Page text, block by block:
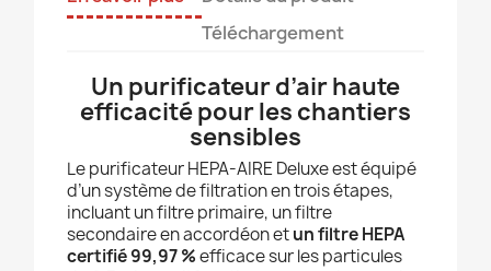
Téléchargement
Un purificateur d’air haute
efficacité pour les chantiers
sensibles
Le purificateur HEPA-AIRE Deluxe est équipé
d’un système de filtration en trois étapes,
incluant un filtre primaire, un filtre
secondaire en accordéon etun filtre HEPA
certifié 99,97 %efficace sur les particules